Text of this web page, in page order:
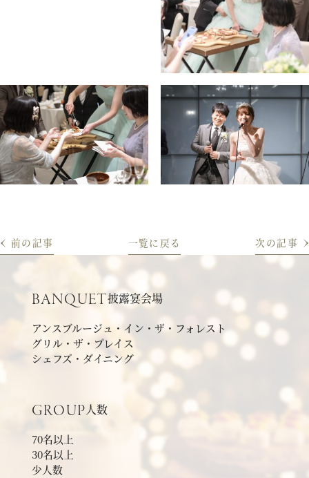
プライバシーポリシー 運営会社情報
前の記事 一覧に戻る 次の記事
披露宴会場
BANQUET
アンスブルージュ・イン・ザ・フォレスト
グリル・ザ・プレイス
シェフズ・ダイニング
人数
GROUP
70名以上
30名以上
少人数